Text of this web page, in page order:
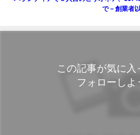
で－創業者
この記事が気に入
フォローしよ